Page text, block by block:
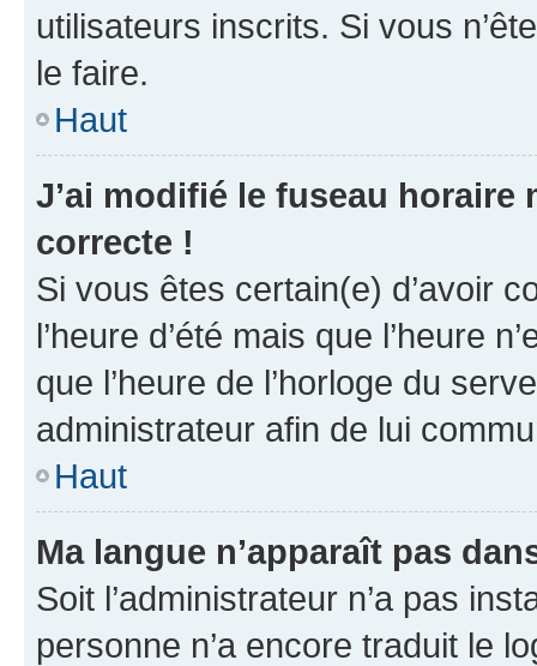
utilisateurs inscrits. Si vous
le faire.
Haut
J’ai modifié le fuseau horaire
correcte !
Si vous êtes certain(e) d’avoir
l’heure d’été mais que l’heure
que l’heure de l’horloge du
administrateur afin de lui
Haut
Ma langue n’apparaît pas
Soit l’administrateur n’a pas
personne n’a encore traduit le